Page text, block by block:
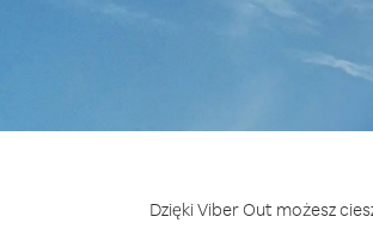
Dzięki Viber Out możesz